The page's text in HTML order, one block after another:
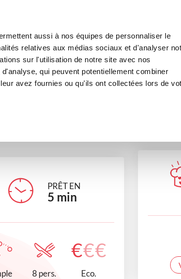
aussi à nos équipes de personnaliser le
relatives aux médias sociaux et d'analyser
sur l'utilisation de notre site avec nos
qui peuvent potentiellement combiner
avez fournies ou qu'ils ont collectées lors de
AU LAIT
desserts
PRÊT EN
5 min
8 pers.
€€€
Eco.